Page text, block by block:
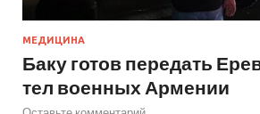
МЕДИЦИНА
Баку готов передать
тел военных Армении